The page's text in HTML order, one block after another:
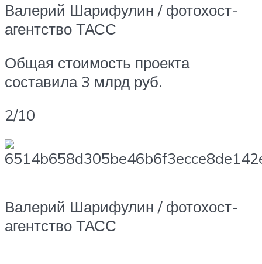
Валерий Шарифулин / фотохост-
агентство ТАСС
Общая стоимость проекта
составила 3 млрд руб.
2/10
Валерий Шарифулин / фотохост-
агентство ТАСС